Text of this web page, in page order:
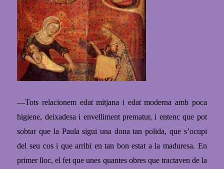
—Tots relacionem edat mitjana i edat moderna amb poca
higiene, deixadesa i envelliment prematur, i entenc que pot
sobtar que la Paula sigui una dona tan polida, que s’ocupi
del seu cos i que arribi en tan bon estat a la maduresa. En
primer lloc, el fet que unes quantes obres que tractaven de la